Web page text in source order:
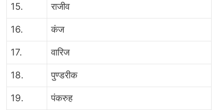
15. राजीव
16. कंज
17. वारिज
18. पुण्डरीक
19. पंकरुह